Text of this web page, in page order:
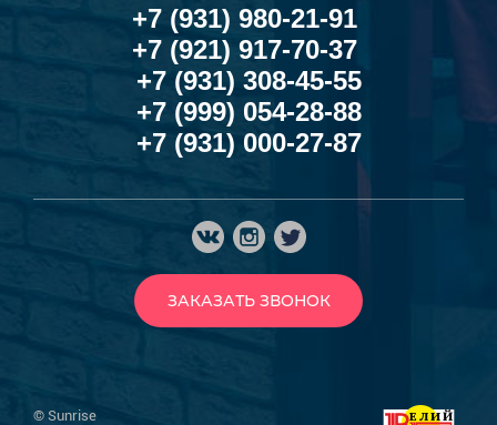
+7 (931) 980-21-91
+7 (921) 917-70-37
+7 (931) 308-45-55
+7 (999) 054-28-88
+7 (931) 000-27-87
ЗАКАЗАТЬ ЗВОНОК
© Sunrise